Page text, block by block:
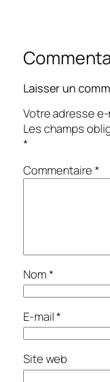
Laisser un
Votre adresse
Les champs
*
Commentaire*
Nom*
E-mail*
Site web